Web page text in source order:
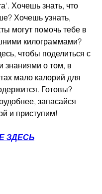
Хочешь знать, что
Хочешь узнать,
могут помочь тебе в
килограммами?
чтобы поделиться с
знаниями о том, в
мало калорий для
Готовы?
запасайся
и приступим!
ЗДЕСЬ